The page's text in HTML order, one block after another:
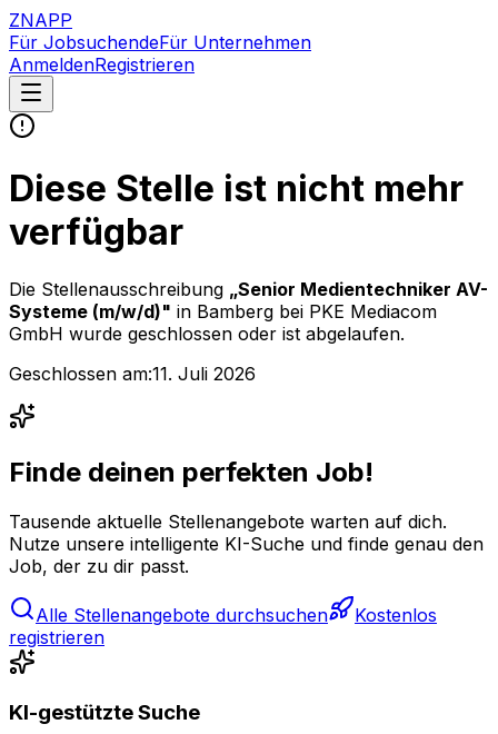
ZNAPP
Für JobsuchendeFür Unternehmen
AnmeldenRegistrieren
Diese Stelle ist nicht mehr
verfügbar
Die Stellenausschreibung „Senior Medientechniker AV-
Systeme (m/w/d)" in Bamberg bei PKE Mediacom
GmbH wurde geschlossen oder ist abgelaufen.
Geschlossen am:11. Juli 2026
Finde deinen perfekten Job!
Tausende aktuelle Stellenangebote warten auf dich.
Nutze unsere intelligente KI-Suche und finde genau den
Job, der zu dir passt.
Alle Stellenangebote durchsuchen
Kostenlos
registrieren
KI-gestützte Suche